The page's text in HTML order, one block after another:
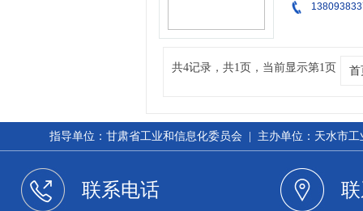
共4记录，共1页，当前显示第1页 首
指导单位：甘肃省工业和信息化委员会 | 主办单位：天水市
联系电话